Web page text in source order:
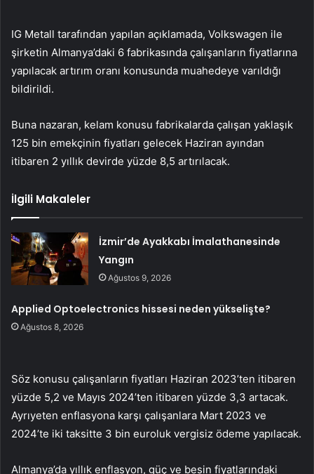
IG Metall tarafından yapılan açıklamada, Volkswagen ile
şirketin Almanya’daki 6 fabrikasında çalışanların fiyatlarına
yapılacak artırım oranı konusunda muahedeye varıldığı
bildirildi.
Buna nazaran, kelam konusu fabrikalarda çalışan yaklaşık
125 bin emekçinin fiyatları gelecek Haziran ayından
itibaren 2 yıllık devirde yüzde 8,5 artırılacak.
İlgili Makaleler
İzmir’de Ayakkabı İmalathanesinde
Yangın
Ağustos 9, 2026
Applied Optoelectronics hissesi neden yükselişte?
Ağustos 8, 2026
Söz konusu çalışanların fiyatları Haziran 2023’ten itibaren
yüzde 5,2 ve Mayıs 2024’ten itibaren yüzde 3,3 artacak.
Ayrıyeten enflasyona karşı çalışanlara Mart 2023 ve
2024’te iki taksitte 3 bin euroluk vergisiz ödeme yapılacak.
Almanya’da yıllık enflasyon, güç ve besin fiyatlarındaki